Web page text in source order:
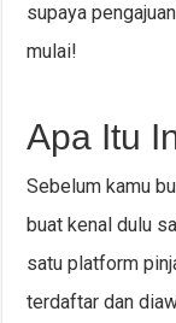
supaya
mulai!
Apa Itu
Sebelum kamu
buat kenal dulu
satu platform
terdaftar dan